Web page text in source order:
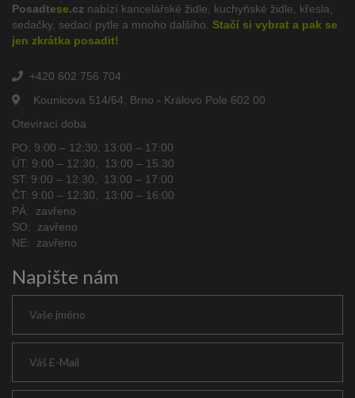
Posadtese.cz nabízí kancelářské židle, kuchyňské židle, křesla,
sedačky, sedací pytle a mnoho dalšího. Stačí si vybrat a pak se
jen zkrátka posadit!
+420 602 756 704
Kounicova 514/64, Brno - Královo Pole 602 00
Otevírací doba
PO: 9:00 – 12:30, 13:00 – 17:00
ÚT: 9:00 – 12:30, 13:00 – 15:30
ST: 9:00 – 12:30, 13:00 – 17:00
ČT: 9:00 – 12:30, 13:00 – 16:00
PÁ: zavřeno
SO: zavřeno
NE: zavřeno
Napište nám